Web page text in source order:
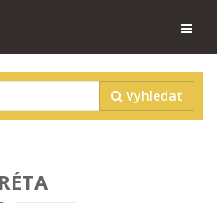
Vyhledat